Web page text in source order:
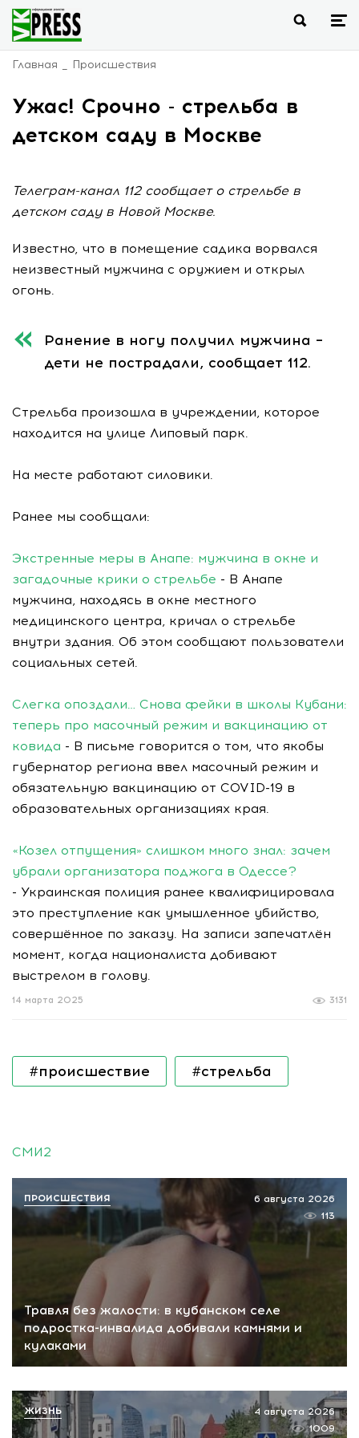
Главная Происшествия
Ужас! Срочно - стрельба в
детском саду в Москве
Телеграм-канал 112 сообщает о стрельбе в
детском саду в Новой Москве.
Известно, что в помещение садика ворвался
неизвестный мужчина с оружием и открыл
огонь.
Ранение в ногу получил мужчина –
дети не пострадали, сообщает 112.
Стрельба произошла в учреждении, которое
находится на улице Липовый парк.
На месте работают силовики.
Ранее мы сообщали:
Экстренные меры в Анапе: мужчина в окне и
загадочные крики о стрельбе - В Анапе
мужчина, находясь в окне местного
медицинского центра, кричал о стрельбе
внутри здания. Об этом сообщают пользователи
социальных сетей.
Слегка опоздали… Снова фейки в школы Кубани:
теперь про масочный режим и вакцинацию от
ковида - В письме говорится о том, что якобы
губернатор региона ввел масочный режим и
обязательную вакцинацию от COVID-19 в
образовательных организациях края.
«Козел отпущения» слишком много знал: зачем
убрали организатора поджога в Одессе?
- Украинская полиция ранее квалифицировала
это преступление как умышленное убийство,
совершённое по заказу. На записи запечатлён
момент, когда националиста добивают
выстрелом в голову.
3131
14 марта 2025
#происшествие #стрельба
СМИ2
Травля без жалости: в кубанском селе
подростка-инвалида добивали камнями и
кулаками
6 августа 2026
113
ПРОИСШЕСТВИЯ
4 августа 2026
1009
ЖИЗНЬ